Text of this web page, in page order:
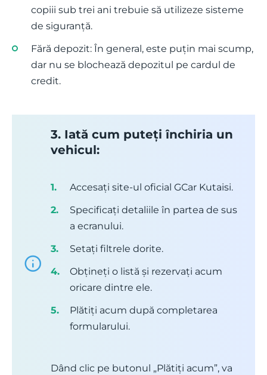
copiii sub trei ani trebuie să utilizeze sisteme
de siguranță.
Fără depozit: În general, este puțin mai scump,
dar nu se blochează depozitul pe cardul de
credit.
3. Iată cum puteți închiria un
vehicul:
Accesați site-ul oficial GCar Kutaisi.
Specificați detaliile în partea de sus
a ecranului.
Setați filtrele dorite.
Obțineți o listă și rezervați acum
oricare dintre ele.
Plătiți acum după completarea
formularului.
Dând clic pe butonul „Plătiți acum”, va